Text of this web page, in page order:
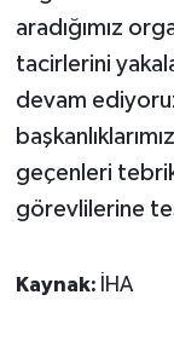
aradığımız
tacirlerini
devam
geçenleri
görevlilerine
Kaynak: İHA